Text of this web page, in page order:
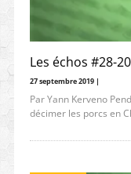
Les échos #28-
27 septembre 2019 |
Par Yann Kerveno
décimer les porcs en